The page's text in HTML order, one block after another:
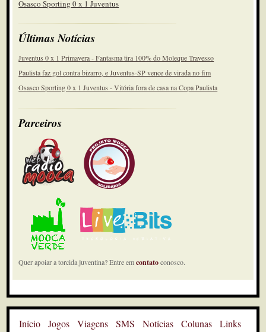
Osasco Sporting 0 x 1 Juventus
Últimas Notícias
Juventus 0 x 1 Primavera - Fantasma tira 100% do Moleque Travesso
Paulista faz gol contra bizarro, e Juventus-SP vence de virada no fim
Osasco Sporting 0 x 1 Juventus - Vitória fora de casa na Copa Paulista
Parceiros
Quer apoiar a torcida juventina? Entre emcontatoconosco.
Início Jogos Viagens SMS Notícias Colunas
Links